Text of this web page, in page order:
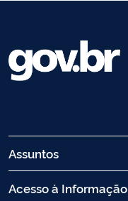
Assuntos
Acesso à Informação